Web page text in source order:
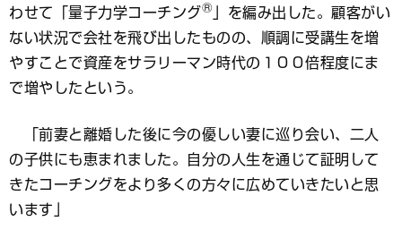
わせて「量子力学コーチング® 」を編み出した。顧客がい
ない状況で会社を飛び出したものの、順調に受講生を増
やすことで資産をサラリーマン時代の１００倍程度にま
で増やしたという。
「前妻と離婚した後に今の優しい妻に巡り会い、二人
の子供にも恵まれました。自分の人生を通じて証明して
きたコーチングをより多くの方々に広めていきたいと思
います」